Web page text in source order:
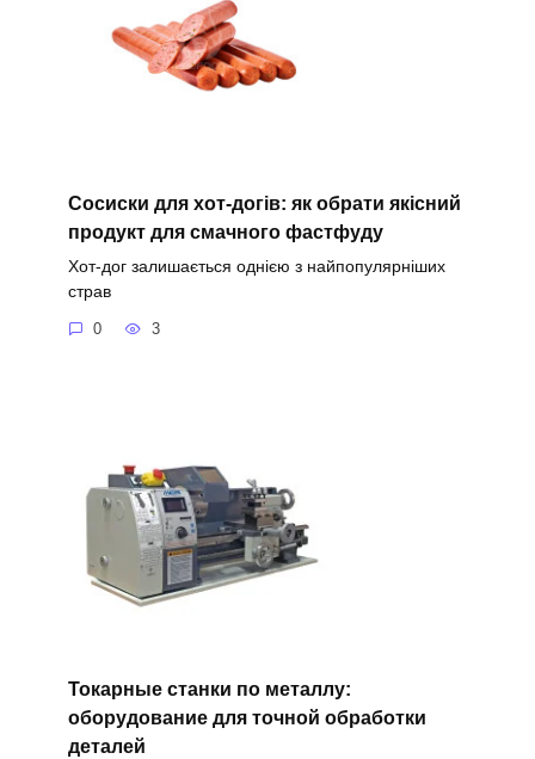
Сосиски для хот-догів: як обрати якісний
продукт для смачного фастфуду
Хот-дог залишається однією з найпопулярніших
страв
0 3
Токарные станки по металлу:
оборудование для точной обработки
деталей